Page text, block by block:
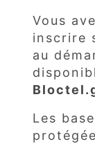
Vous
inscrire
au
Les